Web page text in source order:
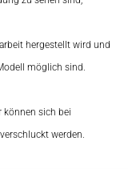
hergestellt wird und
möglich sind.
können sich bei
werden.